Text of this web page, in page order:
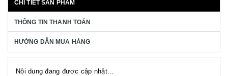
CHI TIẾT SẢN PHẨM
THÔNG TIN THANH TOÁN
HƯỚNG DẪN MUA HÀNG
Nội dung đang được cập nhật...